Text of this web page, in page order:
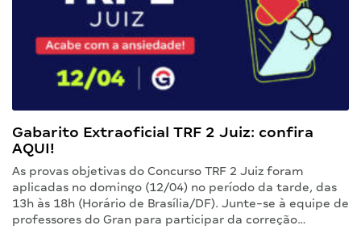
Gabarito Extraoficial TRF 2 Juiz: confira
AQUI!
As provas objetivas do Concurso TRF 2 Juiz foram
aplicadas no domingo (12/04) no período da tarde, das
13h às 18h (Horário de Brasília/DF). Junte-se à equipe de
professores do Gran para participar da correção…